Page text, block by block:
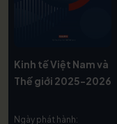
Kinh tế Việt Nam và
Thế giới 2025-2026
Ngày phát hành: